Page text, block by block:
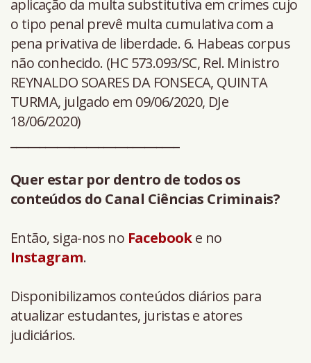
aplicação da multa substitutiva em crimes cujo
o tipo penal prevê multa cumulativa com a
pena privativa de liberdade. 6. Habeas corpus
não conhecido. (HC 573.093/SC, Rel. Ministro
REYNALDO SOARES DA FONSECA, QUINTA
TURMA, julgado em 09/06/2020, DJe
18/06/2020)
Quer estar por dentro de todos os
conteúdos do Canal Ciências Criminais?
Então, siga-nos no Facebooke no
Instagram.
Disponibilizamos conteúdos diários para
atualizar estudantes, juristas e atores
judiciários.